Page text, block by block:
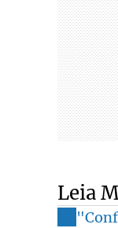
Leia